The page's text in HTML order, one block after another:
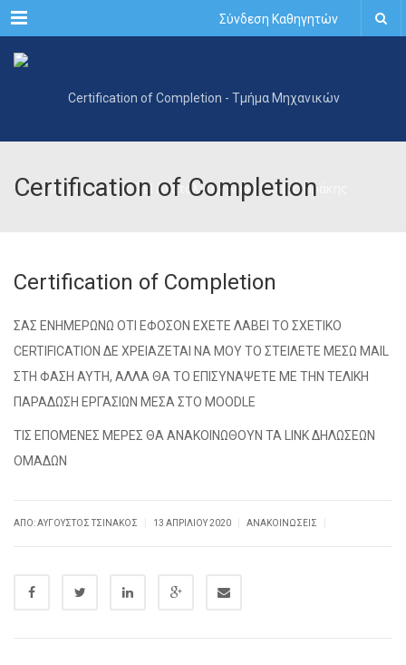
Menu Σύνδεση Καθηγητών
Certification of Completion
Certification of Completion
ΣΑΣ ΕΝΗΜΕΡΩΝΩ ΟΤΙ ΕΦΟΣΟΝ ΕΧΕΤΕ ΛΑΒΕΙ ΤΟ ΣΧΕΤΙΚΟ
CERTIFICATION ΔΕ ΧΡΕΙΑΖΕΤΑΙ ΝΑ ΜΟΥ ΤΟ ΣΤΕΙΛΕΤΕ ΜΕΣΩ ΜAIL
ΣΤΗ ΦΑΣΗ ΑΥΤΗ, ΑΛΛΑ ΘΑ ΤΟ ΕΠΙΣΥΝΑΨΕΤΕ ΜΕ ΤΗΝ ΤΕΛΙΚΗ
ΠΑΡΑΔΩΣΗ ΕΡΓΑΣΙΩΝ ΜΕΣΑ ΣΤΟ MOODLE
ΤΙΣ ΕΠΟΜΕΝΕΣ ΜΕΡΕΣ ΘΑ ΑΝΑΚΟΙΝΩΘΟΥΝ ΤΑ LINK ΔΗΛΩΣΕΩΝ
ΟΜΑΔΩΝ
ΑΠΌ:ΑΎΓΟΥΣΤΟΣ ΤΣΙΝΆΚΟΣ 13 ΑΠΡΙΛΊΟΥ 2020 ΑΝΑΚΟΙΝΏΣΕΙΣ